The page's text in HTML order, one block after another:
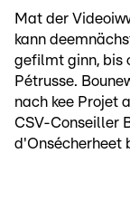
Mat der
kann
gefilmt ginn, bis
Pétrusse.
nach kee Projet
CSV-Conseiller
d'Onsécherheet